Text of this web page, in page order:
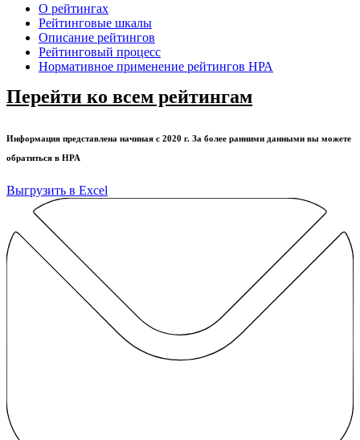
О рейтингах
Рейтинговые шкалы
Описание рейтингов
Рейтинговый процесс
Нормативное применение рейтингов НРА
Перейти ко всем рейтингам
Информация представлена начиная с 2020 г. За более ранними данными вы можете
обратиться в НРА
Выгрузить в Excel